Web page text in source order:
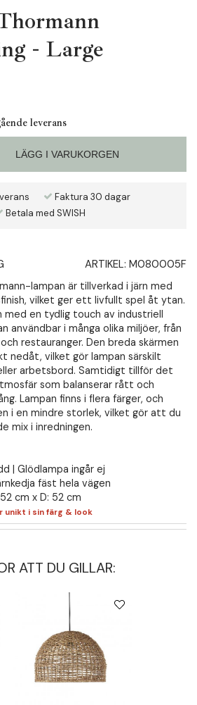
- Large
leverans
LÄGG I VARUKORGEN
Faktura 30 dagar
Betala med SWISH
ARTIKEL: M080005F
lampan är tillverkad i järn med
vilket ger ett livfullt spel åt ytan.
med en tydlig touch av industriell
användbar i många olika miljöer, från
restauranger. Den breda skärmen
nedåt, vilket gör lampan särskilt
arbetsbord. Samtidigt tillför det
som balanserar rått och
Lampan finns i flera färger, och
i en mindre storlek, vilket gör att du
mix i inredningen.
| Glödlampa ingår ej
fäst hela vägen
cm x D: 52 cm
unikt i sin färg & look
ATT DU GILLAR: